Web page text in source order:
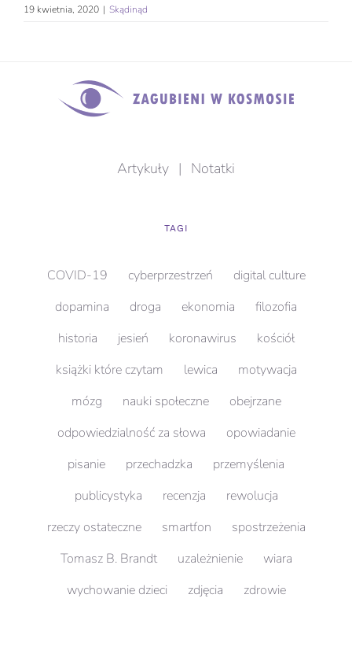
19 kwietnia, 2020 | Skądinąd
Artykuły | Notatki
TAGI
COVID-19 cyberprzestrzeń
digital culture
dopamina
droga ekonomia
filozofia
historia
jesień koronawirus
kościół
książki które czytam
lewica
motywacja
mózg
nauki społeczne
obejrzane
odpowiedzialność za słowa
opowiadanie
pisanie
przechadzka
przemyślenia
publicystyka
recenzja
rewolucja
rzeczy ostateczne
smartfon
spostrzeżenia
Tomasz B. Brandt
uzależnienie
wiara
wychowanie dzieci
zdjęcia zdrowie